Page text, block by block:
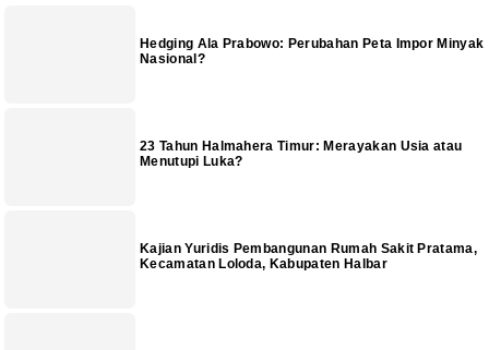
Hedging Ala Prabowo: Perubahan Peta Impor Minyak
Nasional?
23 Tahun Halmahera Timur: Merayakan Usia atau
Menutupi Luka?
Kajian Yuridis Pembangunan Rumah Sakit Pratama,
Kecamatan Loloda, Kabupaten Halbar